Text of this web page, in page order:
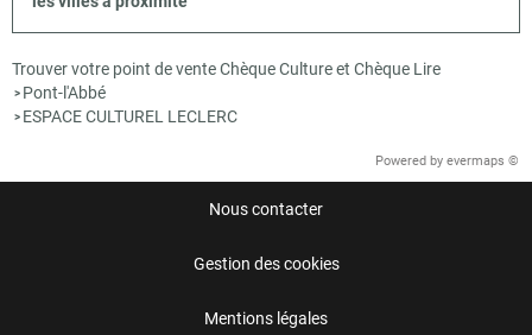
Trouver votre point de vente Chèque Culture et Chèque Lire
> Pont-l'Abbé
> ESPACE CULTUREL LECLERC
Powered by evermaps ©
Nous contacter
Gestion des cookies
Mentions légales